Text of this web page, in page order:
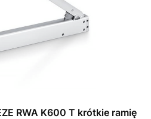
RWA K600 T krótkie ramię